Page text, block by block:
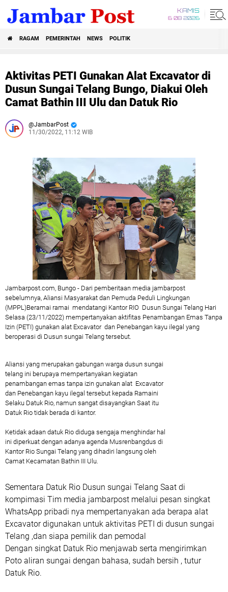
KAMIS
6 08 2026
RAGAM PEMERINTAH NEWS POLITIK
Aktivitas PETI Gunakan Alat Excavator di
Dusun Sungai Telang Bungo, Diakui Oleh
Camat Bathin III Ulu dan Datuk Rio
JambarPost
11/30/2022, 11:12 WIB
Jambarpost.com, Bungo - Dari pemberitaan media jambarpost
sebelumnya, Aliansi Masyarakat dan Pemuda Peduli Lingkungan
(MPPL)Beramai ramai mendatangi Kantor RIO Dusun Sungai Telang Hari
Selasa (23/11/2022) mempertanyakan aktifitas Penambangan Emas Tanpa
Izin (PETI) gunakan alat Excavator dan Penebangan kayu ilegal yang
beroperasi di Dusun sungai Telang tersebut.
Aliansi yang merupakan gabungan warga dusun sungai
telang ini berupaya mempertanyakan kegiatan
penambangan emas tanpa izin gunakan alat Excavator
dan Penebangan kayu ilegal tersebut kepada Ramaini
Selaku Datuk Rio, namun sangat disayangkan Saat itu
Datuk Rio tidak berada di kantor.
Ketidak adaan datuk Rio diduga sengaja menghindar hal
ini diperkuat dengan adanya agenda Musrenbangdus di
Kantor Rio Sungai Telang yang dihadiri langsung oleh
Camat Kecamatan Bathin III Ulu.
Sementara Datuk Rio Dusun sungai Telang Saat di
kompimasi Tim media jambarpost melalui pesan singkat
WhatsApp pribadi nya mempertanyakan ada berapa alat
Excavator digunakan untuk aktivitas PETI di dusun sungai
Telang ,dan siapa pemilik dan pemodal
Dengan singkat Datuk Rio menjawab serta mengirimkan
Poto aliran sungai dengan bahasa, sudah bersih , tutur
Datuk Rio.